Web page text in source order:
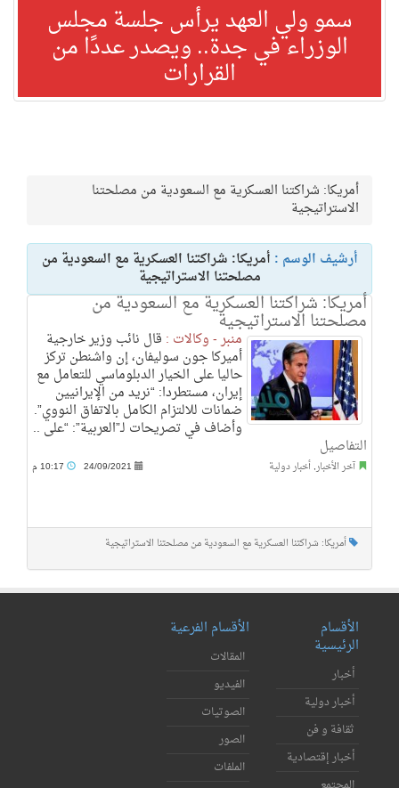
سمو ولي العهد يرأس جلسة مجلس
الوزراء في جدة.. ويصدر عددًا من
القرارات
أمريكا: شراكتنا العسكرية مع السعودية من مصلحتنا
الاستراتيجية
أرشيف الوسم : أمريكا: شراكتنا العسكرية مع السعودية من
مصلحتنا الاستراتيجية
أمريكا: شراكتنا العسكرية مع السعودية من
مصلحتنا الاستراتيجية
منبر - وكالات : قال نائب وزير خارجية
أميركا جون سوليفان، إن واشنطن تركز
حاليا على الخيار الدبلوماسي للتعامل مع
إيران، مستطردا: “نريد من الإيرانيين
ضمانات للالتزام الكامل بالاتفاق النووي”.
وأضاف في تصريحات لـ”العربية”: “على ..
التفاصيل
آخر الأخبار, أخبار دولية 24/09/2021
أمريكا: شراكتنا العسكرية مع السعودية من مصلحتنا الاستراتيجية
الأقسام
الرئيسية
أخبار
أخبار دولية
ثقافة و فن
أخبار إقتصادية
الأقسام الفرعية
المقالات
الفيديو
الصوتيات
الصور
الملفات